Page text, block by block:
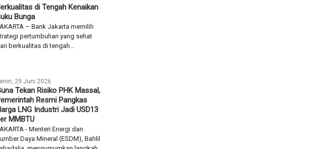
di Tengah Kenaikan
Bunga
– Bank Jakarta memilih
pertumbuhan yang sehat
berkualitas di tengah...
29 Juni 2026
Tekan Risiko PHK Massal,
Resmi Pangkas
LNG Industri Jadi USD13
MMBTU
- Menteri Energi dan
Daya Mineral (ESDM), Bahlil